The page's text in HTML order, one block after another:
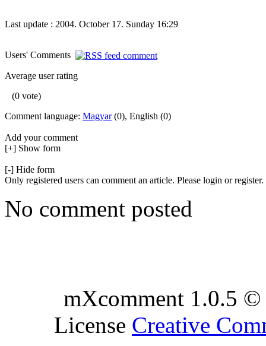
Last update : 2004. October 17. Sunday 16:29
Users' Comments
Average user rating
(0 vote)
Comment language: Magyar(0), English (0)
Add your comment
[+] Show form
[-] Hide form
Only registered users can comment an article. Please login or register.
No comment posted
mXcomment 1.0.5
License Creative